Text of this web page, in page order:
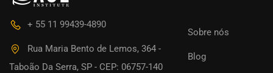
+ 55 11 99439-4890
Rua Maria Bento de Lemos, 364 -
Taboão Da Serra, SP - CEP: 06757-140
Sobre nós
Blog